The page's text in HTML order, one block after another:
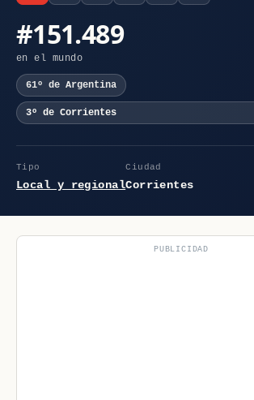
#151.489
en el mundo
61º de Argentina
3º de Corrientes
Tipo
Local y regional
Ciudad
Corrientes
PUBLICIDAD